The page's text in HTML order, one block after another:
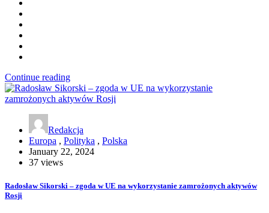
Continue reading
Redakcja
Europa , Polityka , Polska
January 22, 2024
37 views
Radosław Sikorski – zgoda w UE na wykorzystanie zamrożonych aktywów
Rosji